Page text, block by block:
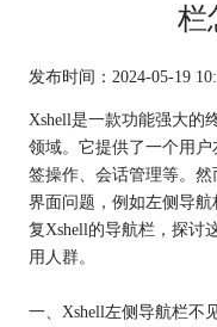
栏
发布时间：2024-05-19
Xshell是一款功能强大的
领域。它提供了一个用
签操作、会话管理等。
界面问题，例如左侧导
复Xshell的导航栏，探讨
用人群。
一、Xshell左侧导航栏不